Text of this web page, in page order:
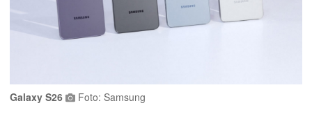
Galaxy S26 Foto: Samsung